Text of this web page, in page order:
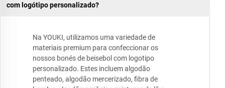
com logótipo personalizado?
Na YOUKI, utilizamos uma variedade de
materiais premium para confeccionar os
nossos bonés de beisebol com logotipo
personalizado. Estes incluem algodão
penteado, algodão mercerizado, fibra de